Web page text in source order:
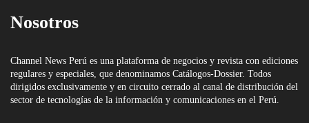
Nosotros
Channel News Perú es una plataforma de negocios y revista con ediciones
regulares y especiales, que denominamos Catálogos-Dossier. Todos
dirigidos exclusivamente y en circuito cerrado al canal de distribución del
sector de tecnologías de la información y comunicaciones en el Perú.